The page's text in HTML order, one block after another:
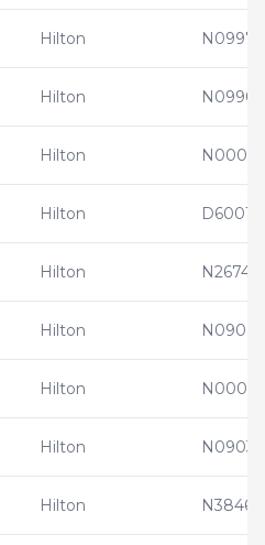
Hilton
Hilton
Hilton
Hilton
Hilton
Hilton
Hilton
Hilton
Hilton